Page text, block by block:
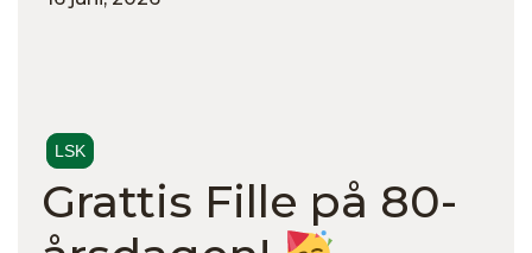
LSK
Grattis Fille på 80-